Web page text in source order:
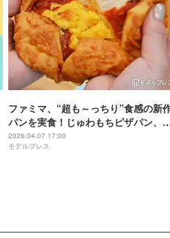
ファミマ、“超も～っちり”食感の新
パンを実食！じゅわもちピザパン、
み出すホイップのあんぱん等3種
2026.04.07 17:00
モデルプレス